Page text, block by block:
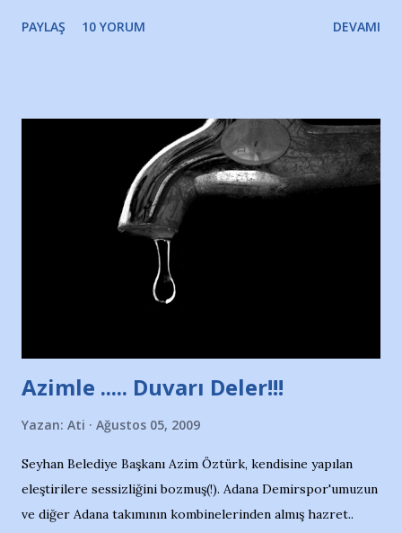
Yazımı, ağlayarak bitirebildim ancak…Kendisinin web
Nesrin’in Hikayesi’ne başlıyorum… 1964 Adana Yüzme
havuzunun kenarında 7 yaşında kara kuru bir kız çocuğu
duruyor. Havuzun içinde Adana Demirspor Kulübü
yüzücüleri. Erkekler çoğunlukta. Küçük kız etrafına bakıyor.
Sadece 4 kız çocuğu var. Nesrin, Adana Demirspor’un 4
kızından biri oluyor o gün…Giriyor havuza. 1973 – 1975
Adana Nesrin, 16 yaşında. Yüzüyor. 7 yaşında girdiği
Türkiye 3.lüğü var. 17 yaşında mar...
PAYLAŞ 10 YORUM DEVAMI
Azimle ..... Duvarı Deler!!!
Yazan: Ati Ağustos 05, 2009
Seyhan Belediye Başkanı Azim Öztürk, kendisine yapılan
eleştirilere sessizliğini bozmuş(!). Adana Demirspor'umuzun
ve diğer Adana takımının kombinelerinden almış hazret..